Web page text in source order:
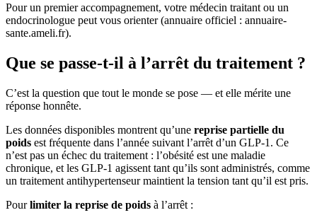
Pour un premier accompagnement, votre médecin traitant ou un
endocrinologue peut vous orienter (annuaire officiel : annuaire-
sante.ameli.fr).
Que se passe-t-il à l’arrêt du traitement ?
C’est la question que tout le monde se pose — et elle mérite une
réponse honnête.
Les données disponibles montrent qu’une reprise partielle du
poids est fréquente dans l’année suivant l’arrêt d’un GLP-1. Ce
n’est pas un échec du traitement : l’obésité est une maladie
chronique, et les GLP-1 agissent tant qu’ils sont administrés, comme
un traitement antihypertenseur maintient la tension tant qu’il est pris.
Pourlimiter la reprise de poids à l’arrêt :